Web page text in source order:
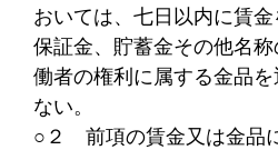
おいては、七日以内に賃金
保証金、貯蓄金その他名
働者の権利に属する金品
ない。
○２ 前項の賃金又は金品